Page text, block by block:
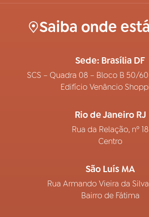
Saiba onde
Sede: Brasília DF
SCS – Quadra 08 – Bloco B 50/60
Edifício Venâncio
Rio de Janeiro RJ
Rua da Relação, nº 18
Centro
São Luís MA
Rua Armando Vieira da
Bairro de Fátima